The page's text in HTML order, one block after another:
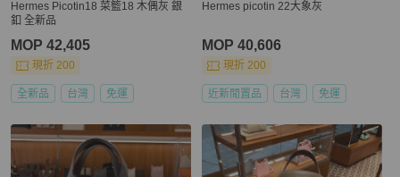
Hermes Picotin18 菜籃18 木偶灰 銀
釦 全新品
MOP 42,405
現折 200
全新品 台灣 免運
Hermes picotin 22大象灰
MOP 40,606
現折 200
近新閒置品 台灣 免運